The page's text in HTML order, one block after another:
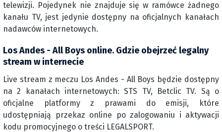
telewizji. Pojedynek nie znajduje się w ramówce żadnego
kanału TV, jest jedynie dostępny na oficjalnych kanałach
nadawców internetowych.
Los Andes - All Boys online. Gdzie obejrzeć legalny
stream w internecie
Live stream z meczu Los Andes - All Boys będzie dostępny
na 2 kanałach internetowych: STS TV, Betclic TV. Są o
oficjalne platformy z prawami do emisji, które
udostępniają przekaz online po zalogowaniu i aktywacji
kodu promocyjnego o treści LEGALSPORT.